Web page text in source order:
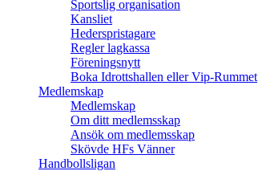
Sportslig organisation
Kansliet
Hederspristagare
Regler lagkassa
Föreningsnytt
Boka Idrottshallen eller Vip-Rummet
Medlemskap
Medlemskap
Om ditt medlemsskap
Ansök om medlemsskap
Skövde HFs Vänner
Handbollsligan